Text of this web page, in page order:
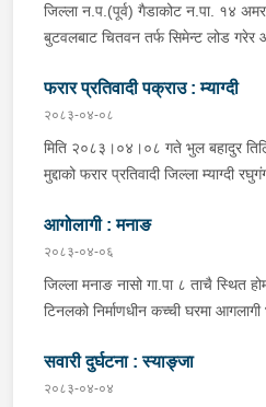
जिल्ला न.प.(पूर्व) गैडाकोट न.पा. १४
बुटवलबाट चितवन तर्फ सिमेन्ट लोड
प ८९४३ नं. को मोटरसाइकल एक आपसमा
मोटरसाइकल चालक जिल्ला मोरङ
३० को अभिषेक कुमार पण्डित घाईते भई
चितवन पठाएको, मोटरसाइकल,ट्रक र
लिईएको ।
फरार प्रतिवादी पक्राउ : म्याग्दी
२०८३-०४-०८
मिति २०८३।०४।०८ गते भुल बहादुर
मुद्दाको फरार प्रतिवादी जिल्ला म्याग्दी
म्याग्दी आक्रमणमा कारागारबाट फरार
म्याग्दीको फैसलाले २० बर्ष कैद सजाय
भुक्तान गर्न बाँकी रहेको फरार
टाढा लेकमा रहेको गोठमा लुकेर बसिरहेको
आगोलागी : मनाङ
२०८३-०४-०६
जिल्ला मनाङ नासो गा.पा ८ ताचै स्थित
टिनलको निर्माणधीन कच्ची घरमा आगलागी
नभएको,घर जलेर पूर्णरूपमा नष्ट भएको,
जलेको भन्ने यकिन हुन नसकेको, थप
सवारी दुर्घटना : स्याङ्जा
२०८३-०४-०४